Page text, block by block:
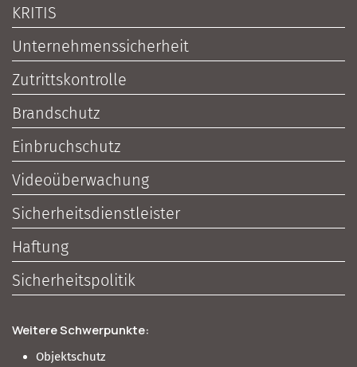
KRITIS
Unternehmenssicherheit
Zutrittskontrolle
Brandschutz
Einbruchschutz
Videoüberwachung
Sicherheitsdienstleister
Haftung
Sicherheitspolitik
Weitere Schwerpunkte:
Objektschutz